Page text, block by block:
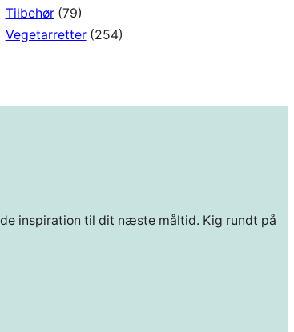
Tilbehør(79)
Vegetarretter(254)
inspiration til dit næste måltid. Kig rundt på